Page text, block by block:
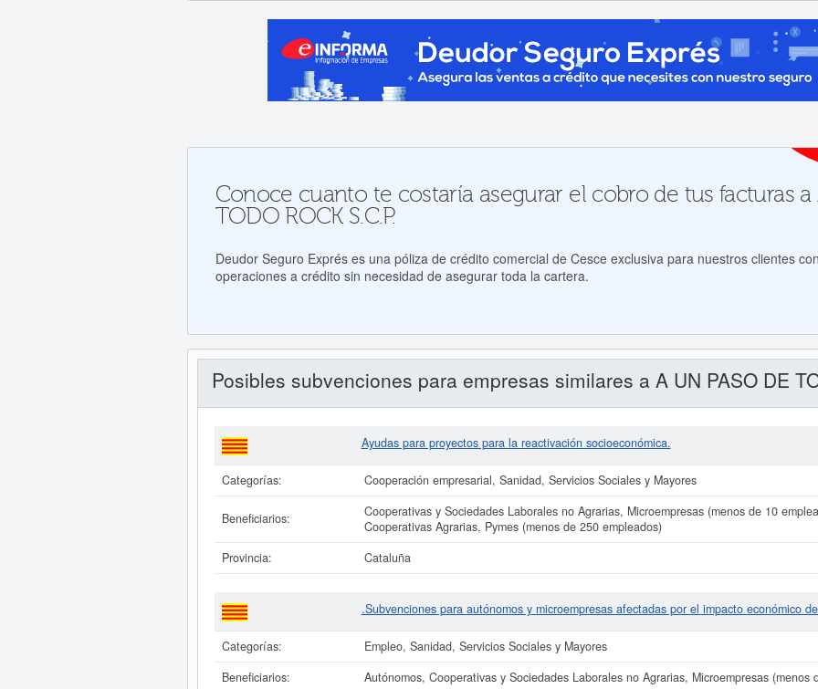
Conoce cuanto te costaría asegurar el cobro de tus facturas a
TODO ROCK S.C.P.
Deudor Seguro Exprés es una póliza de crédito comercial de Cesce exclusiva para nuestros clientes
operaciones a crédito sin necesidad de asegurar toda la cartera.
Posibles subvenciones para empresas similares a A UN PASO DE
Ayudas para proyectos para la reactivación socioeconómica.
Categorías: Cooperación empresarial, Sanidad, Servicios Sociales y Mayores
Beneficiarios:
Cooperativas y Sociedades Laborales no Agrarias, Microempresas (menos de 10
Cooperativas Agrarias, Pymes (menos de 250 empleados)
Provincia:
Cataluña
.Subvenciones para autónomos y microempresas afectadas por el impacto económico
Categorías:
Empleo, Sanidad, Servicios Sociales y Mayores
Beneficiarios:
Autónomos, Cooperativas y Sociedades Laborales no Agrarias, Microempresas (menos